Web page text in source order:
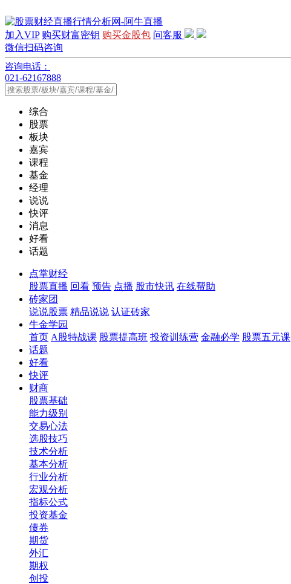
加入VIP 购买财富密钥 购买金股包 问客服
微信扫码咨询
咨询电话：
021-62167888
综合
股票
板块
嘉宾
课程
基金
经理
说说
快评
消息
好看
话题
点掌财经
股票直播 回看 预告 点播 股市快讯 在线帮助
砖家团
说说股票 精品说说 认证砖家
牛金学园
首页 A股特战课 股票提高班 投资训练营 金融必学 股票五元课
话题
好看
快评
财商
股票基础
能力级别
交易心法
选股技巧
技术分析
基本分析
行业分析
宏观分析
指标公式
投资基金
债券
期货
外汇
期权
创投